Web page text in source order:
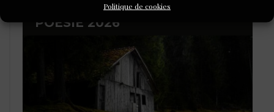
Politique de cookies
LAURÉATS DU CONCOURS DE
POÉSIE 2026